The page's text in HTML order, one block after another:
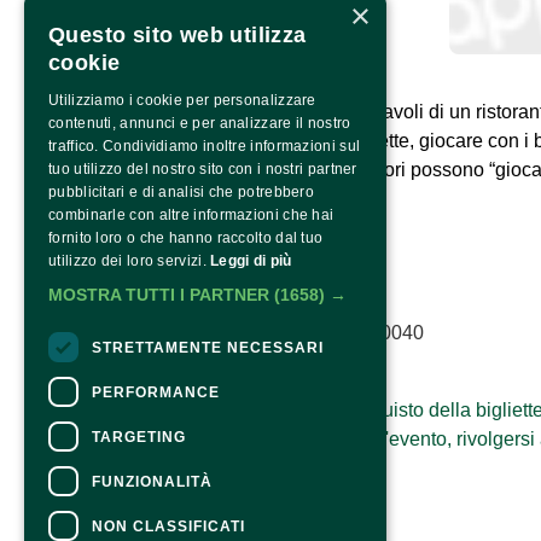
Cucinare con il fango e servire i piatti ai tavoli di un
allestire un orto sinergico vicino alle casette, giocare con
Una intera giornata dove bambini e genitori possono
Copyright © 2022 – P.Iva 03561980040
Per informazioni e supporto all'acquisto della
Per informazioni sul programma e l'evento,
×
Questo sito web utilizza
cookie
Utilizziamo i cookie per personalizzare
contenuti, annunci e per analizzare il nostro
traffico. Condividiamo inoltre informazioni sul
tuo utilizzo del nostro sito con i nostri partner
pubblicitari e di analisi che potrebbero
combinarle con altre informazioni che hai
fornito loro o che hanno raccolto dal tuo
utilizzo dei loro servizi. Leggi di più
MOSTRA TUTTI I PARTNER (1658) →
STRETTAMENTE NECESSARI
PERFORMANCE
TARGETING
FUNZIONALITÀ
NON CLASSIFICATI